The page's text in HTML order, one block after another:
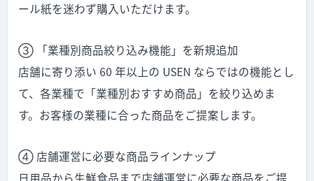
ール紙を迷わず購入いただけます。
③ 「業種別商品絞り込み機能」を新規追加
店舗に寄り添い 60 年以上の USEN ならではの機能とし
て、各業種で「業種別おすすめ商品」を絞り込めま
す。お客様の業種に合った商品をご提案します。
④ 店舗運営に必要な商品ラインナップ